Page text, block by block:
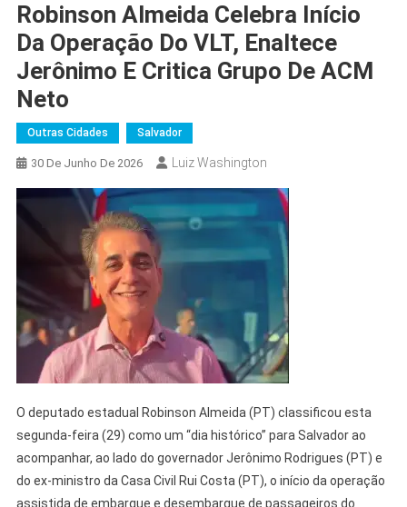
Robinson Almeida Celebra Início
Da Operação Do VLT, Enaltece
Jerônimo E Critica Grupo De ACM
Neto
Outras Cidades Salvador
30 De Junho De 2026 Luiz Washington
O deputado estadual Robinson Almeida (PT) classificou esta
segunda-feira (29) como um “dia histórico” para Salvador ao
acompanhar, ao lado do governador Jerônimo Rodrigues (PT) e
do ex-ministro da Casa Civil Rui Costa (PT), o início da operação
assistida de embarque e desembarque de passageiros do